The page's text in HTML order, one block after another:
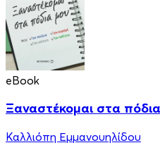
eBook
Ξαναστέκομαι στα
Καλλιόπη Εμμανουηλίδου